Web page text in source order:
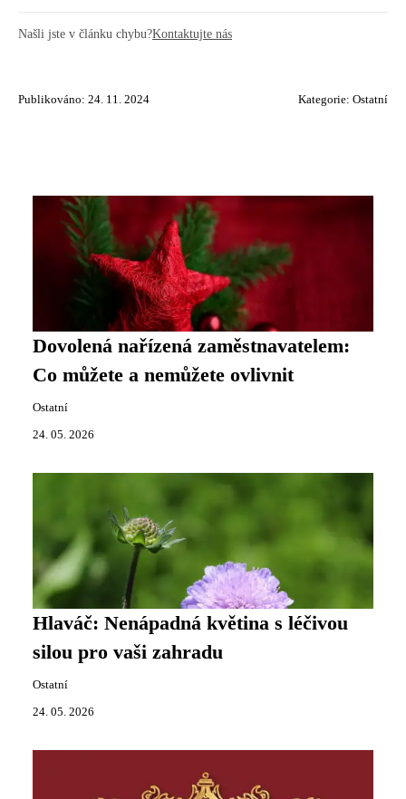
Našli jste v článku chybu?Kontaktujte nás
Publikováno: 24. 11. 2024 Kategorie: Ostatní
Dovolená nařízená zaměstnavatelem:
Co můžete a nemůžete ovlivnit
Ostatní
24. 05. 2026
Hlaváč: Nenápadná květina s léčivou
silou pro vaši zahradu
Ostatní
24. 05. 2026